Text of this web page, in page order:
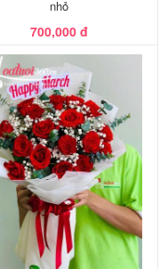
nhỏ
700,000 đ